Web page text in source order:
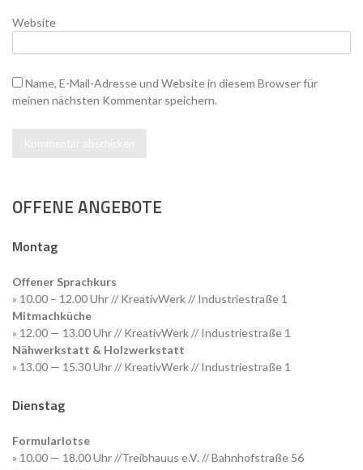
Website
Name, E-Mail-Adresse und Website in diesem Browser für
meinen nächsten Kommentar speichern.
OFFENE ANGEBOTE
Montag
Offener Sprachkurs
» 10.00 – 12.00 Uhr // KreativWerk // Industriestraße 1
Mitmachküche
» 12.00 — 13.00 Uhr // KreativWerk // Industriestraße 1
Nähwerkstatt & Holzwerkstatt
» 13.00 — 15.30 Uhr // KreativWerk // Industriestraße 1
Dienstag
Formularlotse
» 10.00 — 18.00 Uhr //Treibhauus e.V. // Bahnhofstraße 56